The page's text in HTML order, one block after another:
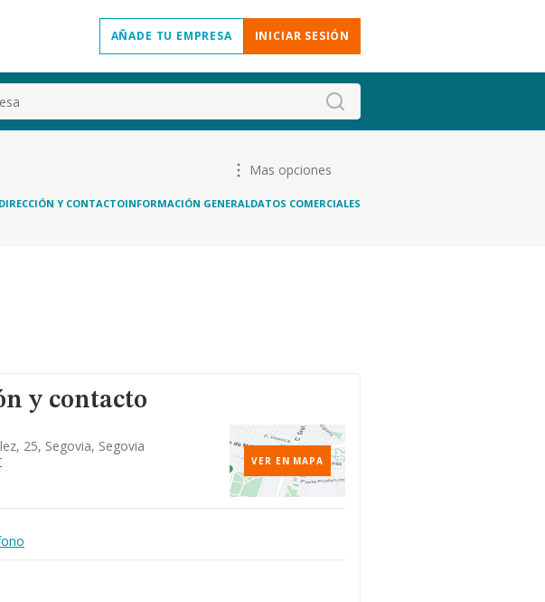
AÑADE TU EMPRESA INICIAR SESIÓN
Mas opciones
DIRECCIÓN Y CONTACTOINFORMACIÓN GENERALDATOS COMERCIALES
y contacto
25, Segovia, Segovia
VER EN MAPA